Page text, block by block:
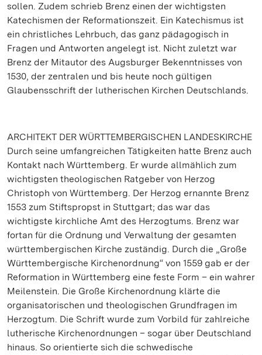
sollen. Zudem schrieb Brenz einen der wichtigsten
Katechismen der Reformationszeit. Ein Katechismus ist
ein christliches Lehrbuch, das ganz pädagogisch in
Fragen und Antworten angelegt ist. Nicht zuletzt war
Brenz der Mitautor des Augsburger Bekenntnisses von
1530, der zentralen und bis heute noch gültigen
Glaubensschrift der lutherischen Kirchen Deutschlands.
ARCHITEKT DER WÜRTTEMBERGISCHEN LANDESKIRCHE
Durch seine umfangreichen Tätigkeiten hatte Brenz auch
Kontakt nach Württemberg. Er wurde allmählich zum
wichtigsten theologischen Ratgeber von Herzog
Christoph von Württemberg. Der Herzog ernannte Brenz
1553 zum Stiftspropst in Stuttgart; das war das
wichtigste kirchliche Amt des Herzogtums. Brenz war
fortan für die Ordnung und Verwaltung der gesamten
württembergischen Kirche zuständig. Durch die „Große
Württembergische Kirchenordnung“ von 1559 gab er der
Reformation in Württemberg eine feste Form – ein wahrer
Meilenstein. Die Große Kirchenordnung klärte die
organisatorischen und theologischen Grundfragen im
Herzogtum. Die Schrift wurde zum Vorbild für zahlreiche
lutherische Kirchenordnungen – sogar über Deutschland
hinaus. So orientierte sich die schwedische